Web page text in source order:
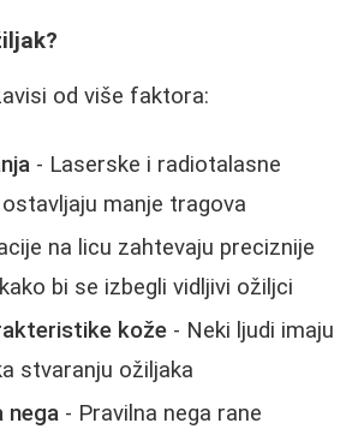
od više faktora:
- Laserske i radiotalasne
manje tragova
na licu zahtevaju preciznije
bi se izbegli vidljivi ožiljci
kože - Neki ljudi imaju
stvaranju ožiljaka
nega - Pravilna nega rane